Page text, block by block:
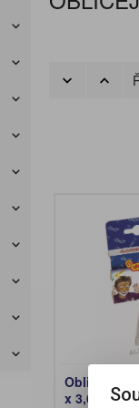
PRANÍ
Obličejové
x 3,6 g